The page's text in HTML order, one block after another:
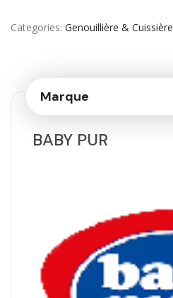
Categories Genouillière & Cuissière
Marque
BABY PUR